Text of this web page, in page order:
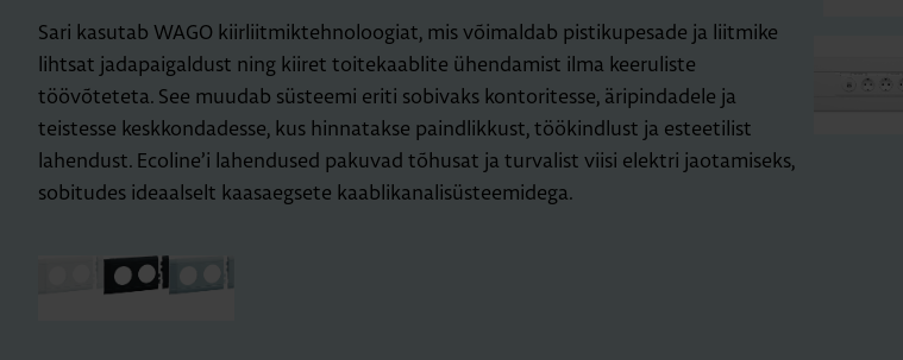
Sari kasutab WAGO kiirliitmiktehnoloogiat, mis võimaldab pistikupesade ja liitmike
lihtsat jadapaigaldust ning kiiret toitekaablite ühendamist ilma keeruliste
töövõteteta. See muudab süsteemi eriti sobivaks kontoritesse, äripindadele ja
teistesse keskkondadesse, kus hinnatakse paindlikkust, töökindlust ja esteetilist
lahendust. Ecoline’i lahendused pakuvad tõhusat ja turvalist viisi elektri jaotamiseks,
sobitudes ideaalselt kaasaegsete kaablikanalisüsteemidega.